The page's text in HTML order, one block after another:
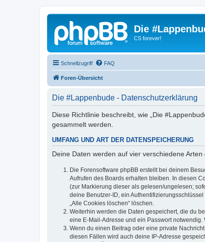
Die
CS forever!
Schnellzugriff FAQ
Foren-Übersicht
Die #Lappenbude - Datenschutzerklärung
Diese Richtlinie beschreibt, wie „Die
gesammelt werden.
UMFANG UND ART DER DATENSPEICHERUNG
Deine Daten werden auf vier verschiedene Arten
Die Forensoftware phpBB erstellt bei deinem
Aufrufen des Boards erhalten bleiben. In diesen
(zur Markierung dieser als gelesen/ungelesen;
deine Benutzer-ID, ein
„Alle Cookies löschen“ löschen.
Weiterhin werden die Daten gespeichert, die du
eine E-Mail-Adresse und ein Passwort
Wenn du einen Beitrag oder eine private
diesen Fällen wird auch deine IP-Adresse